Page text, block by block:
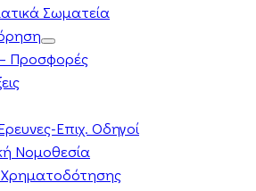
Σωματεία
Προσφορές
Επιχ. Οδηγοί
Νομοθεσία